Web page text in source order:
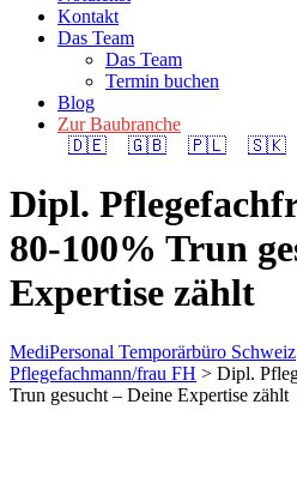
Kontakt
Das Team
Das Team
Termin buchen
Blog
Zur Baubranche
🇩🇪
🇬🇧 🇵🇱 🇸🇰
Dipl.
80-100% Trun
Expertise zählt
MediPersonal Temporärbüro Schweiz
Pflegefachmann/frau FH > Dipl.
Trun gesucht – Deine Expertise zählt